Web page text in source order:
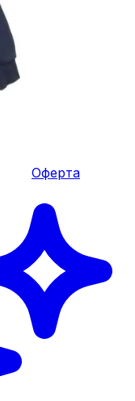
Оферта